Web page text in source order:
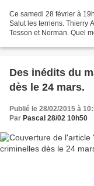
Ce samedi 28 février à
Salut les terriens. Thierry
Tesson et Norman. Quel
Des inédits du
dès le 24 mars.
Publié le 28/02/2015 à
Par Pascal 28/02 10h50